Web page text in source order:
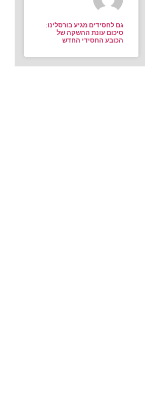
גם לחסידים מגיע בורסלינו:
סיכום עונת ההשקה של
הכובע החסידי החדש